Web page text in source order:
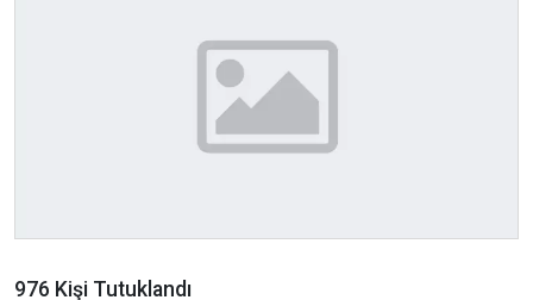
976 Kişi Tutuklandı